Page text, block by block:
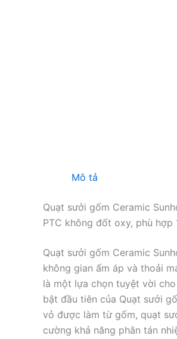
Mô tả
Quạt sưởi gốm Ceramic
PTC không đốt oxy, phù hợp
Quạt sưởi gốm Ceramic
không gian ấm áp và thoải
là một lựa chọn tuyệt vời
bật đầu tiên của Quạt sưởi
vỏ được làm từ gốm, quạt
cường khả năng phân tán